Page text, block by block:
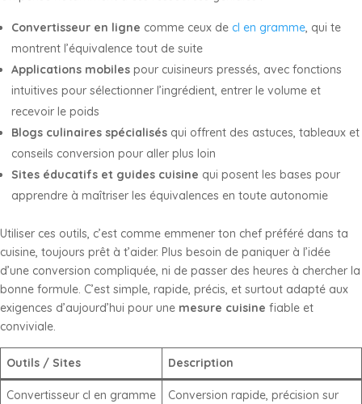
Convertisseur en ligne comme ceux de cl en gramme, qui te
montrent l’équivalence tout de suite
Applications mobiles pour cuisineurs pressés, avec fonctions
intuitives pour sélectionner l’ingrédient, entrer le volume et
recevoir le poids
Blogs culinaires spécialisés qui offrent des astuces, tableaux et
conseils conversion pour aller plus loin
Sites éducatifs et guides cuisine qui posent les bases pour
apprendre à maîtriser les équivalences en toute autonomie
Utiliser ces outils, c’est comme emmener ton chef préféré dans ta
cuisine, toujours prêt à t’aider. Plus besoin de paniquer à l’idée
d’une conversion compliquée, ni de passer des heures à chercher la
bonne formule. C’est simple, rapide, précis, et surtout adapté aux
exigences d’aujourd’hui pour une mesure cuisine fiable et
conviviale.
Outils / Sites Description
Convertisseur cl en gramme Conversion rapide, précision sur